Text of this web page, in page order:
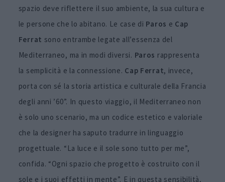
spazio deve riflettere il suo ambiente, la sua cultura e
le persone che lo abitano. Le case di Paros e Cap
Ferrat sono entrambe legate all’essenza del
Mediterraneo, ma in modi diversi. Paros rappresenta
la semplicità e la connessione. Cap Ferrat, invece,
porta con sé la storia artistica e culturale della Francia
degli anni ’60”. In questo viaggio, il Mediterraneo non
è solo uno scenario, ma un codice estetico e valoriale
che la designer ha saputo tradurre in linguaggio
progettuale. “La luce e il sole sono tutto per me”,
confida. “Ogni spazio che progetto è costruito con il
sole e i suoi effetti in mente”. E in questa sensibilità,